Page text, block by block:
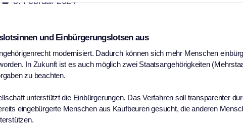
und Einbürgerungslotsen aus
modernisiert. Dadurch können sich mehr Menschen
In Zukunft ist es auch möglich zwei Staatsangehörigkeiten
zu beachten.
unterstützt die Einbürgerungen. Das Verfahren soll transparenter
eingebürgerte Menschen aus Kaufbeuren gesucht, die anderen